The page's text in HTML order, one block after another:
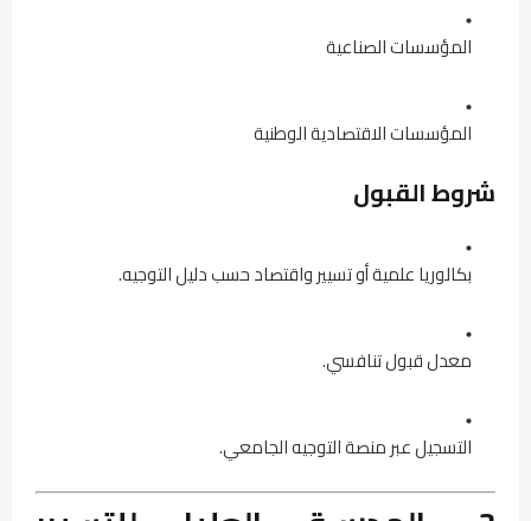
المؤسسات الصناعية
المؤسسات الاقتصادية الوطنية
شروط القبول
بكالوريا علمية أو تسيير واقتصاد حسب دليل التوجيه.
معدل قبول تنافسي.
التسجيل عبر منصة التوجيه الجامعي.